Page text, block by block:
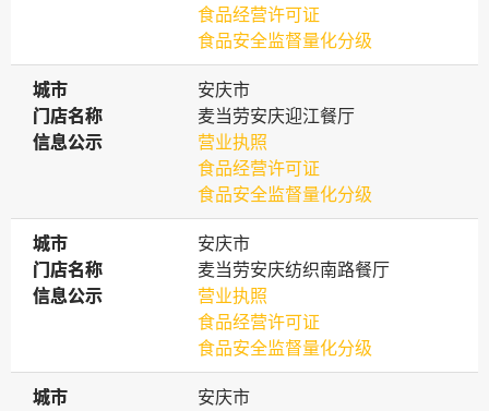
食品经营许可证
食品安全监督量化分级
城市
城市
安庆市
门店名称
门店名称
麦当劳安庆迎江餐厅
信息公示
信息公示
营业执照
食品经营许可证
食品安全监督量化分级
城市
城市
安庆市
门店名称
门店名称
麦当劳安庆纺织南路餐厅
信息公示
信息公示
营业执照
食品经营许可证
食品安全监督量化分级
城市
城市
安庆市